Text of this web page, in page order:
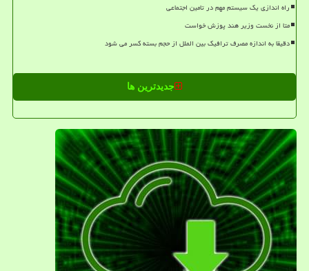
راه اندازی یک سیستم مهم در تامین اجتماعی
متا از نخست وزیر هند پوزش خواست
دقیقا به اندازه مصرف ترافیک بین الملل از حجم بسته کسر می شود
جدیدترین ها